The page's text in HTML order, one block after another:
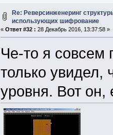
Re: Реверсинженеринг
использующих шифрование
«Ответ #32 : 28 Декабрь 2016, 13:37:58 »
Че-то я совсем
только увидел,
уровня. Вот он,